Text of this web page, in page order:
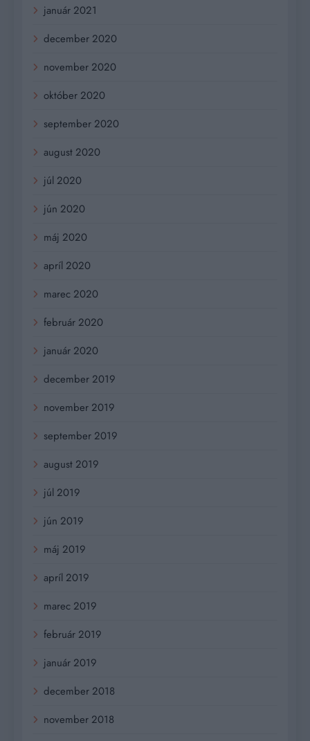
január 2021
december 2020
november 2020
október 2020
september 2020
august 2020
júl 2020
jún 2020
máj 2020
apríl 2020
marec 2020
február 2020
január 2020
december 2019
november 2019
september 2019
august 2019
júl 2019
jún 2019
máj 2019
apríl 2019
marec 2019
február 2019
január 2019
december 2018
november 2018